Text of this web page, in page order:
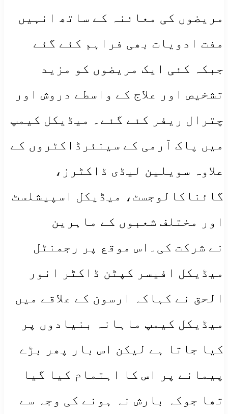
مریضوں کی معائنہ کے ساتھ انہیں
مفت ادویات بھی فراہم کئے گئے
جبکہ کئی ایک مریضوں کو مزید
تشخیص اور علاج کے واسطے دروش اور
چترال ریفر کئے گئے۔ میڈیکل کیمپ
میں پاک آرمی کے سینئرڈاکٹروں کے
علاوہ سویلین لیڈی ڈاکٹرز،
گائناکالوجسٹ، میڈیکل اسپیشلسٹ
اور مختلف شعبوں کے ماہرین
نے شرکت کی۔اس موقع پر رجمنٹل
میڈیکل افیسر کپٹن ڈاکٹر انور
الحق نے کہاکہ ارسون کے علاقے میں
میڈیکل کیمپ ماہانہ بنیادوں پر
کیا جاتا ہے لیکن اس بار پھر بڑے
پیمانے پر اس کا اہتمام کیا گیا
تھا جوکہ بارش نہ ہونے کی وجہ سے